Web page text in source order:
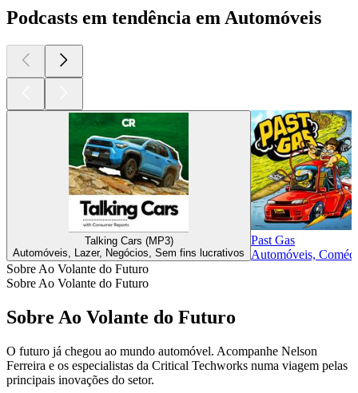
Podcasts em tendência em Automóveis
Talking Cars (MP3)
Automóveis, Lazer, Negócios, Sem fins lucrativos
Past Gas
Automóveis,
Sobre Ao Volante do Futuro
Sobre Ao Volante do Futuro
Sobre Ao Volante do Futuro
O futuro já chegou ao mundo automóvel. Acompanhe Nelson
Ferreira e os especialistas da Critical Techworks numa viagem pelas
principais inovações do setor.